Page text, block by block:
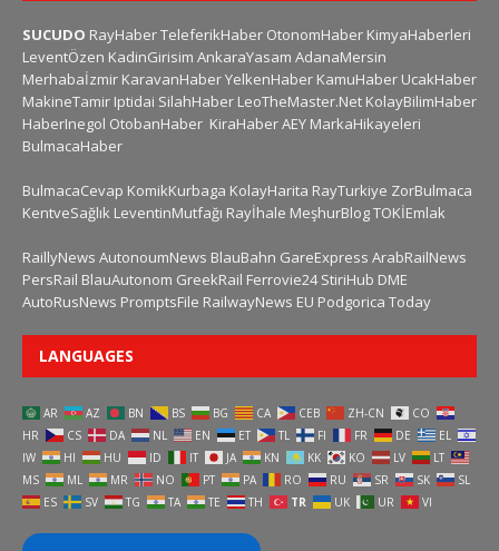
SUCUDO RayHaberTeleferikHaber OtonomHaber KimyaHaberleri
LeventÖzen KadinGirisim AnkaraYasam AdanaMersin
Merhabaİzmir KaravanHaberYelkenHaber KamuHaber UcakHaber
MakineTamir Iptidai SilahHaber LeoTheMaster.Net KolayBilimHaber
HaberInegol OtobanHaber KiraHaberAEY MarkaHikayeleri
BulmacaHaber
BulmacaCevap KomikKurbaga KolayHarita RayTurkiye ZorBulmaca
KentveSağlık LeventinMutfağı Rayİhale MeşhurBlogTOKİEmlak
RaillyNews AutonoumNews BlauBahn GareExpress ArabRailNews
PersRail BlauAutonom GreekRail Ferrovie24 StiriHub DME
AutoRusNews PromptsFile RailwayNews EU Podgorica Today
LANGUAGES
AR AZ BN BS BG CA CEB ZH-CN
CO
HR
CS DA NL EN ET TL FI FR DE
EL
IW
HI HU ID IT JA KN KK KO LV
LT
MS
ML MR NO PT PA RO RU SR SK
SL
ES
SV TG TA TE TH TR UK UR VI